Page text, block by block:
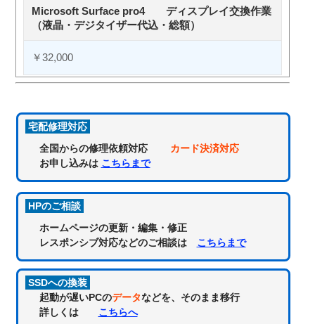
Microsoft Surface pro4 ディスプレイ交換作業
（液晶・デジタイザー代込・総額）
￥32,000
宅配修理対応
全国からの修理依頼対応 カード決済対応
お申し込みは こちらまで
HPのご相談
ホームページの更新・編集・修正
レスポンシブ対応などのご相談は こちらまで
SSDへの換装
起動が遅いPCのデータなどを、そのまま移行
詳しくは こちらへ